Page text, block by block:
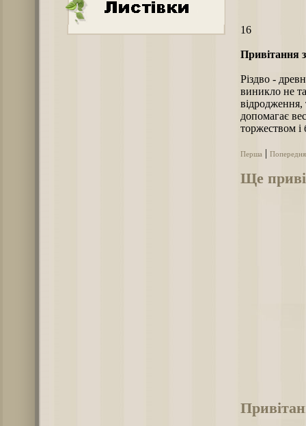
16
Привітання
Різдво -
виникло не
відродження,
допомагає
торжеством
Перша Попередня
Ще